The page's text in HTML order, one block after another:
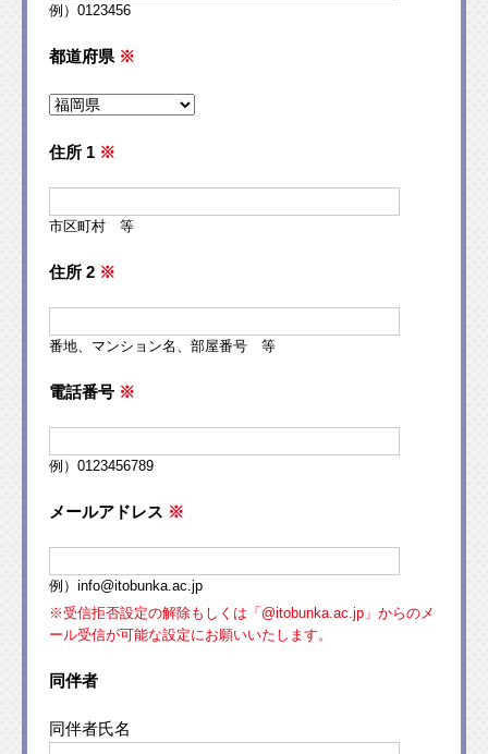
例）0123456
都道府県 ※
住所 1 ※
市区町村 等
住所 2 ※
番地、マンション名、部屋番号 等
電話番号 ※
例）0123456789
メールアドレス ※
例）info@itobunka.ac.jp
※受信拒否設定の解除もしくは「@itobunka.ac.jp」からのメ
ール受信が可能な設定にお願いいたします。
同伴者
同伴者氏名